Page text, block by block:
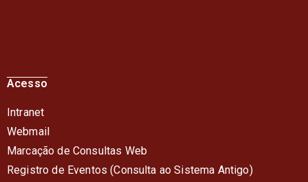
Acesso
Intranet
Webmail
Marcação de Consultas Web
Registro de Eventos (Consulta ao Sistema Antigo)